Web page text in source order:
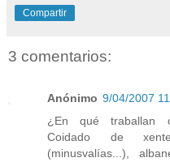
Compartir
3 comentarios:
Anónimo 9/04/2007
¿En qué traballan
Coidado de
(minusvalías...),